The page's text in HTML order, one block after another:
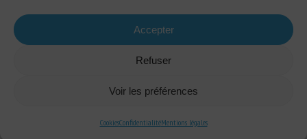
Accepter
Refuser
Voir les préférences
CookiesConfidentialitéMentions légales
Ressources
S’abonner aux actualités
Mentions Légales-Confidentialité-Cookies